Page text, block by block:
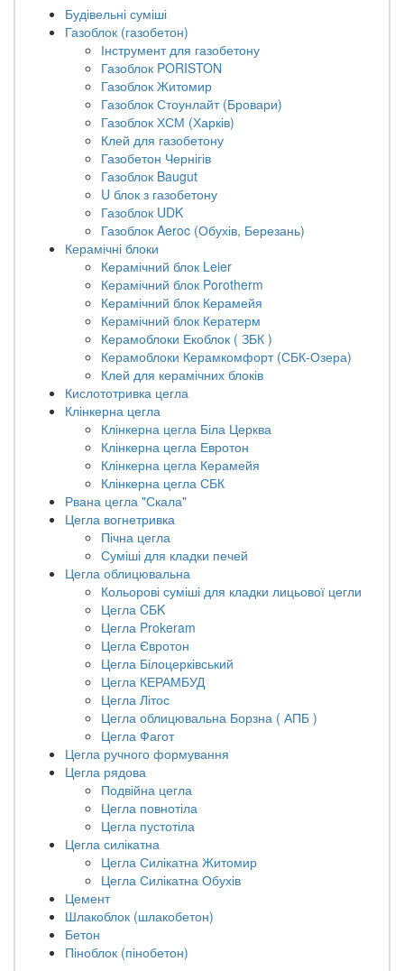
Будівельні суміші
Газоблок (газобетон)
Інструмент для газобетону
Газоблок PORISTON
Газоблок Житомир
Газоблок Стоунлайт (Бровари)
Газоблок ХСМ (Харків)
Клей для газобетону
Газобетон Чернігів
Газоблок Baugut
U блок з газобетону
Газоблок UDK
Газоблок Aeroc (Обухів, Березань)
Керамічні блоки
Керамічний блок Leier
Керамічний блок Porotherm
Керамічний блок Керамейя
Керамічний блок Кератерм
Керамоблоки Екоблок ( ЗБК )
Керамоблоки Керамкомфорт (СБК-Озера)
Клей для керамічних блоків
Кислототривка цегла
Клінкерна цегла
Клінкерна цегла Біла Церква
Клінкерна цегла Евротон
Клінкерна цегла Керамейя
Клінкерна цегла СБК
Рвана цегла "Скала"
Цегла вогнетривка
Пічна цегла
Суміші для кладки печей
Цегла облицювальна
Кольорові суміші для кладки лицьової цегли
Цегла CБK
Цегла Prokeram
Цегла Євротон
Цегла Білоцерківський
Цегла КЕРАМБУД
Цегла Літос
Цегла облицювальна Борзна ( АПБ )
Цегла Фагот
Цегла ручного формування
Цегла рядова
Подвійна цегла
Цегла повнотіла
Цегла пустотіла
Цегла силікатна
Цегла Силікатна Житомир
Цегла Силікатна Обухів
Цемент
Шлакоблок (шлакобетон)
Бетон
Піноблок (пінобетон)